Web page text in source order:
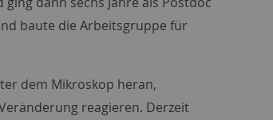
baute die Arbeitsgruppe für
dem Mikroskop heran,
reagieren. Derzeit